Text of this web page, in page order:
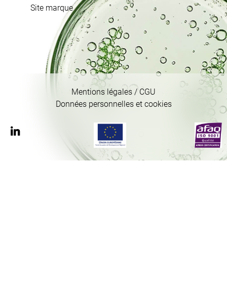
Site marque
Mentions légales / CGU
Données personnelles et cookies